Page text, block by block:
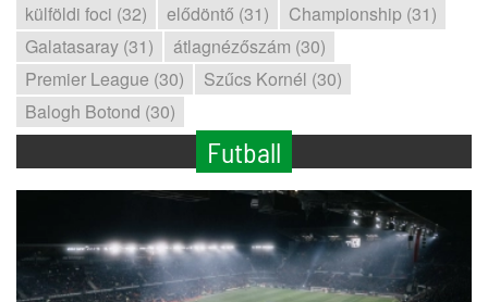
külföldi foci (32)
elődöntő (31)
Championship (31)
Galatasaray (31)
átlagnézőszám (30)
Premier League (30)
Szűcs Kornél (30)
Balogh Botond (30)
Futball